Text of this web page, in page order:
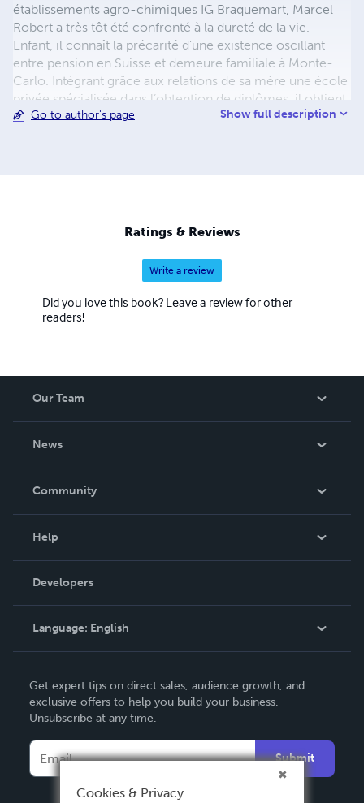
établissements agro-chimiques IG Braquemart, Marcel
Robert a très tôt été confronté à la dureté de la vie.
Enfant, il connaît la précarité d’une existence oscillant
entre pension en Suisse et demeure familiale à Monte-
Carlo. Intégrant grâce aux relations de sa mère une école
privée spécialisée dans l’obtention de diplômes, il obtient
avec succès en moins d’un an un Master de droit
Une fois au chômage, il décide de reprendre
l’enseignement, en tant que maître de conférence en
littérature gore et philosophie naze.
Go to author's page Show full description
Ratings & Reviews
Write a review
Did you love this book? Leave a review for other
readers!
Our Team
News
In The News
Community
Podcast
Help
Order Lookup
Knowledge Base
Contact Support
Developers
Language: English
Deutsch
Français
Español
Get expert tips on direct sales, audience growth, and
exclusive offers to help you build your business.
Unsubscribe at any time.
Submit
Cookies & Privacy